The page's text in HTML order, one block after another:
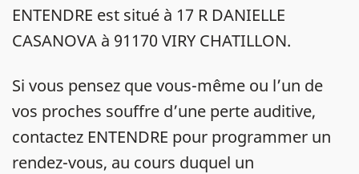
ENTENDRE est situé à 17 R DANIELLE
CASANOVA à 91170 VIRY CHATILLON.
Si vous pensez que vous-même ou l’un de
vos proches souffre d’une perte auditive,
contactez ENTENDRE pour programmer un
rendez-vous, au cours duquel un